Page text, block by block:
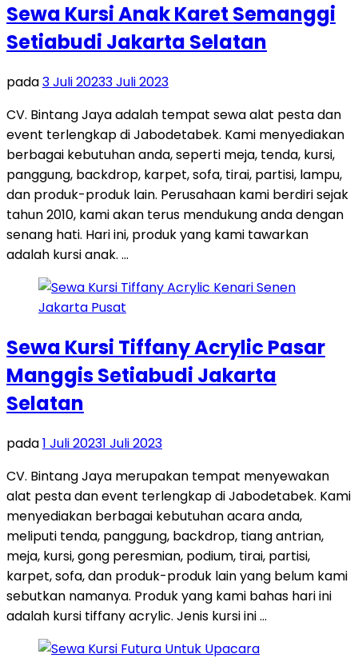
Sewa Kursi Anak Karet Semanggi
Setiabudi Jakarta Selatan
pada3 Juli 20233 Juli 2023
CV. Bintang Jaya adalah tempat sewa alat pesta dan
event terlengkap di Jabodetabek. Kami menyediakan
berbagai kebutuhan anda, seperti meja, tenda, kursi,
panggung, backdrop, karpet, sofa, tirai, partisi, lampu,
dan produk-produk lain. Perusahaan kami berdiri sejak
tahun 2010, kami akan terus mendukung anda dengan
senang hati. Hari ini, produk yang kami tawarkan
adalah kursi anak. …
Sewa Kursi Tiffany Acrylic Pasar
Manggis Setiabudi Jakarta
Selatan
pada1 Juli 20231 Juli 2023
CV. Bintang Jaya merupakan tempat menyewakan
alat pesta dan event terlengkap di Jabodetabek. Kami
menyediakan berbagai kebutuhan acara anda,
meliputi tenda, panggung, backdrop, tiang antrian,
meja, kursi, gong peresmian, podium, tirai, partisi,
karpet, sofa, dan produk-produk lain yang belum kami
sebutkan namanya. Produk yang kami bahas hari ini
adalah kursi tiffany acrylic. Jenis kursi ini …